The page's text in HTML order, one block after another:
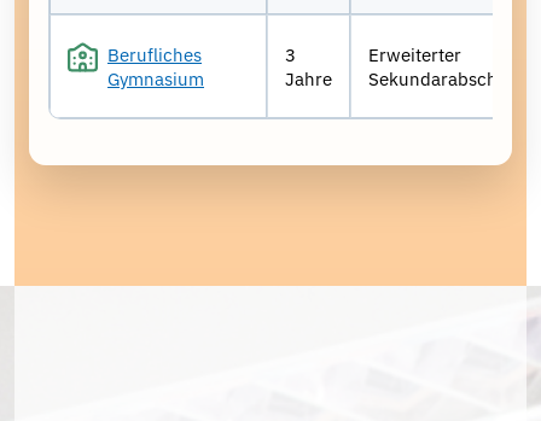
Berufliches
Gymnasium
3
Jahre
Erweiterter
Sekundarabschluss I